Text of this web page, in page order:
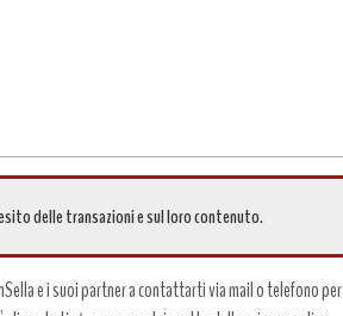
delle transazioni e sul loro contenuto.
e i suoi partner a contattarti via mail o telefono per